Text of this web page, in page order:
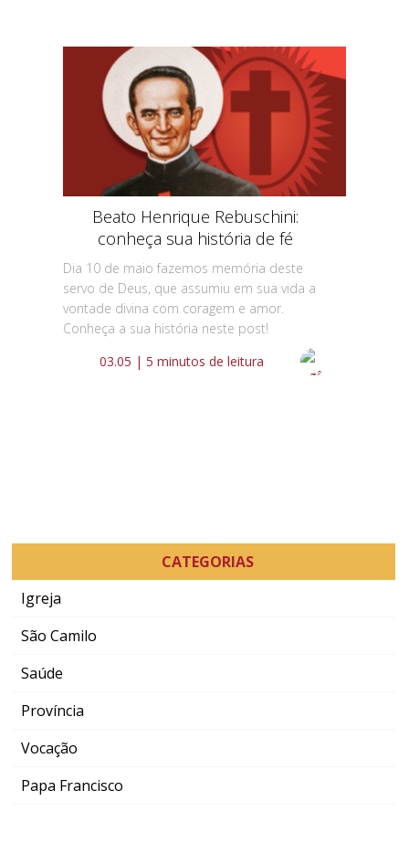
Beato Henrique Rebuschini:
conheça sua história de fé
Dia 10 de maio fazemos memória deste
servo de Deus, que assumiu em sua vida a
vontade divina com coragem e amor.
Conheça a sua história neste post!
03.05 | 5 minutos de leitura
CATEGORIAS
Igreja
São Camilo
Saúde
Província
Vocação
Papa Francisco